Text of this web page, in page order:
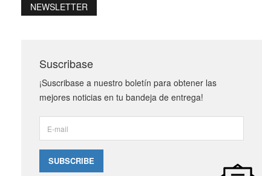
NEWSLETTER
Suscribase
¡Suscribase a nuestro boletín para obtener las
mejores noticias en tu bandeja de entrega!